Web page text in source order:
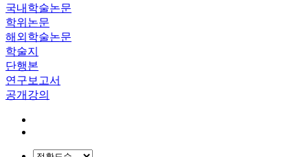
국내학술논문
학위논문
해외학술논문
학술지
단행본
연구보고서
공개강의